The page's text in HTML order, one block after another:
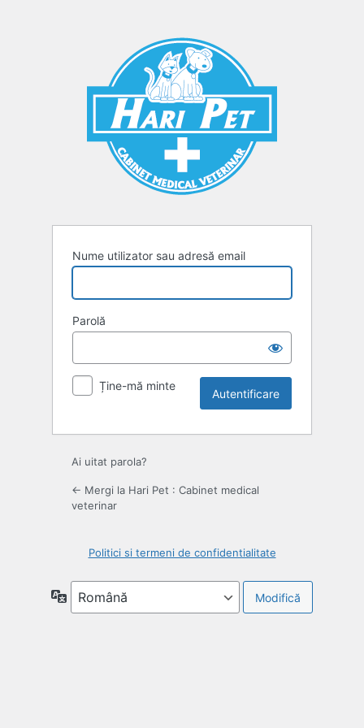
Nume utilizator sau adresă email
Parolă
Ține-mă minte
Ai uitat parola?
← Mergi la Hari Pet : Cabinet medical
veterinar
Politici si termeni de confidentialitate
Limbă